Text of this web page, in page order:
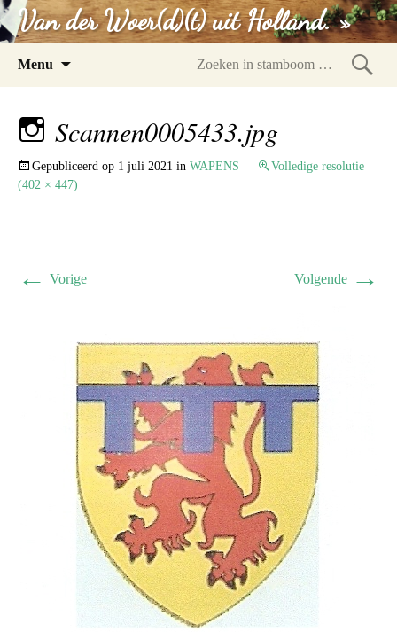
Van der Woer(d)(t) uit Holland. »
Menu
Scannen0005433.jpg
Gepubliceerd op 1 juli 2021 in WAPENS
Volledige resolutie
(402 × 447)
← Vorige Volgende →